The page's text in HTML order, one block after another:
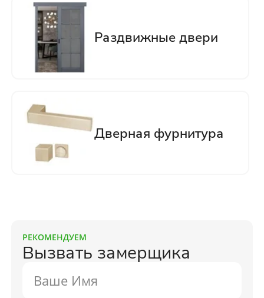
РЕКОМЕНДУЕМ
Вызвать замерщика